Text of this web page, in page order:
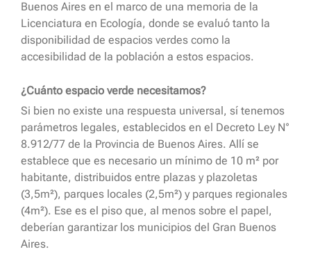
Buenos Aires en el marco de una memoria de la
Licenciatura en Ecología, donde se evaluó tanto la
disponibilidad de espacios verdes como la
accesibilidad de la población a estos espacios.
¿Cuánto espacio verde necesitamos?
Si bien no existe una respuesta universal, sí tenemos
parámetros legales, establecidos en el Decreto Ley N°
8.912/77 de la Provincia de Buenos Aires. Allí se
establece que es necesario un mínimo de 10 m² por
habitante, distribuidos entre plazas y plazoletas
(3,5m²), parques locales (2,5m²) y parques regionales
(4m²). Ese es el piso que, al menos sobre el papel,
deberían garantizar los municipios del Gran Buenos
Aires.